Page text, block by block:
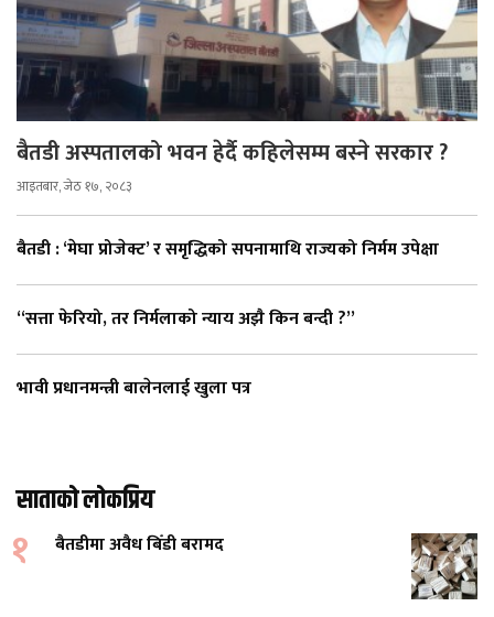
बैतडी अस्पतालको भवन हेर्दै कहिलेसम्म बस्ने सरकार ?
आइतबार, जेठ १७, २०८३
बैतडी : ‘मेघा प्रोजेक्ट’ र समृद्धिको सपनामाथि राज्यको निर्मम उपेक्षा
“सत्ता फेरियो, तर निर्मलाको न्याय अझै किन बन्दी ?”
भावी प्रधानमन्त्री बालेनलाई खुला पत्र
साताको लोकप्रिय
१ बैतडीमा अवैध बिँडी बरामद